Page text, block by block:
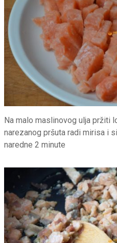
Na malo maslinovog ulja pržiti
narezanog pršuta radi mirisa i
naredne 2 minute